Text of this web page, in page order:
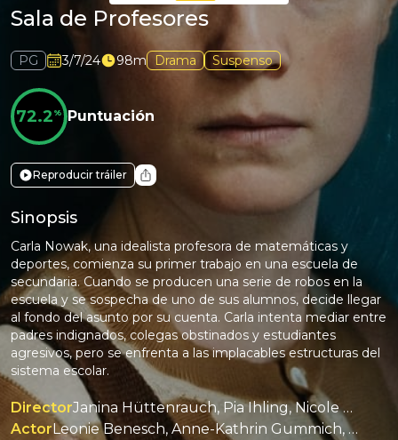
Sala de Profesores
PG 3/7/24 98m Drama Suspenso
72.2% Puntuación
Reproducir tráiler
Sinopsis
Carla Nowak, una idealista profesora de matemáticas y
deportes, comienza su primer trabajo en una escuela de
secundaria. Cuando se producen una serie de robos en la
escuela y se sospecha de uno de sus alumnos, decide llegar
al fondo del asunto por su cuenta. Carla intenta mediar entre
padres indignados, colegas obstinados y estudiantes
agresivos, pero se enfrenta a las implacables estructuras del
sistema escolar.
Director
Janina Hüttenrauch, Pia Ihling, Nicole Birkholz, Johannes Duncker, İlker Çatak.
Actor
Leonie Benesch, Anne-Kathrin Gummich, Rafael Stachowiak, Michael Klammer, Eva Löbau, Kathrin Wehlisch, Sarah Bauerett, Canan Samadi, Kersten Reimann, Henriette Sievers, Benjamin Bishop, Tim Porath, Katinka Auberger, Katharina Marie Schubert, Uygar Tamer, Özgür Karadeniz, Leonard Stettnisch, Oskar Zickur, Antonia Luise Krämer, Elsa Krieger, Vincent Stachowiak, Can Rodenbostel, Padmé Hamdemir, Lisa Marie Trense, Lotta Wriedt, Nelson Pres, Joesfine Jahn, Lewe Wagner, Mikail Osanmaz, Ruben Kupisch, Emma Phu, Klara Lindner-Figura, Enno Hoppe, Ruby L. Kauka, Solomon Röthig, Zayana Mielke, Phileas Spallek, Ela Eroglu, Johanna Götting, Jade Nadarajah, Goya Rego, Yaw Boah-Amponsem, Jonas Albrecht.